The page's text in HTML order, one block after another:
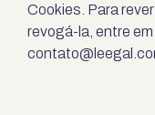
Cookies. Para
revogá-la, entre